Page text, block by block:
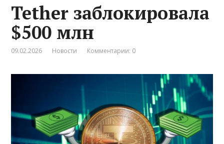
Tether заблокировала
$500 млн
09.02.2026 Новости Комментарии: 0